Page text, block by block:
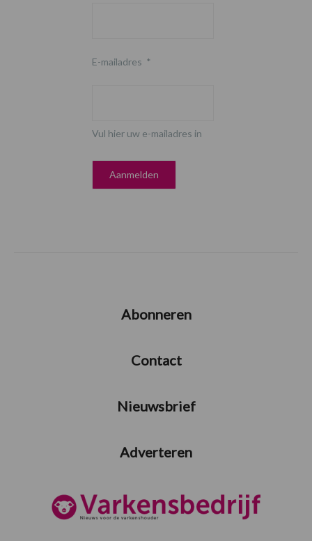
E-mailadres *
Vul hier uw e-mailadres in
Abonneren
Contact
Nieuwsbrief
Adverteren